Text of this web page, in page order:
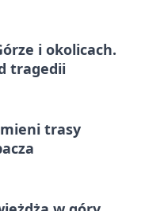
i okolicach.
tragedii
trasy